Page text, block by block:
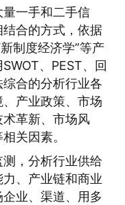
一手和二手信
合的方式，依据
制度经济学”等产
、PEST、回
合的分析行业各
产业政策、市场
革新、市场风
关因素。
，分析行业供给
、产业链和商业
业、渠道、用多